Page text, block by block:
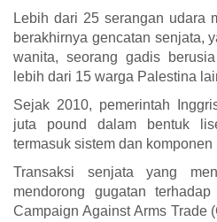
Lebih dari 25 serangan udara
berakhirnya gencatan senjata,
wanita, seorang gadis
lebih dari 15 warga Palestina
Sejak 2010, pemerintah
juta pound dalam bentuk
termasuk sistem dan
Transaksi senjata yang
mendorong gugatan
Campaign Against Arms Trade